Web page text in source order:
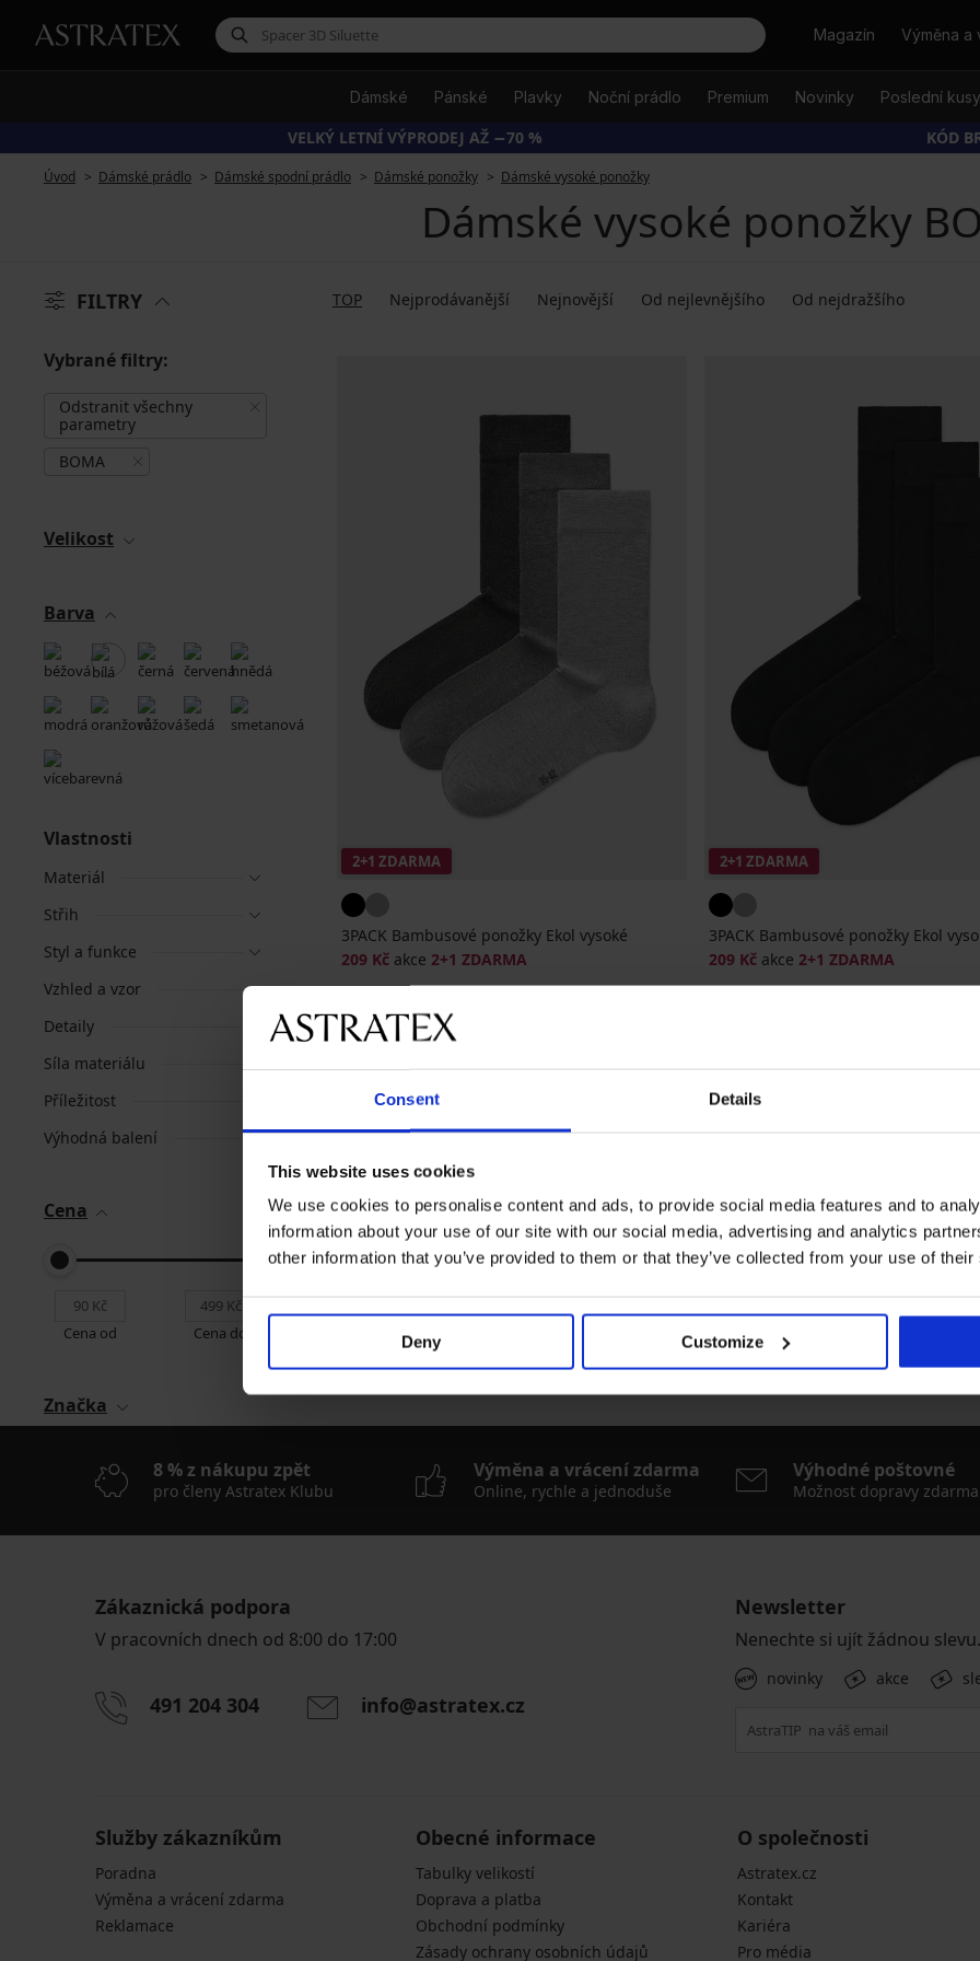
Consent Details
This website uses cookies
We use cookies to personalise content and ads, to provide social media features and to
information about your use of our site with our social media, advertising and analytics
other information that you’ve provided to them or that they’ve collected from your use of
Deny Customize
HledatMagazín Výměna a
Dámské Pánské Plavky Noční prádlo Premium Novinky Poslední kusy
VELKÝ LETNÍ VÝPRODEJ AŽ −70 % KÓD
Úvod Dámské prádlo Dámské spodní prádlo Dámské ponožky Dámské vysoké ponožky
Dámské vysoké ponožky
FILTRY TOP Nejprodávanější Nejnovější Od nejlevnějšího Od nejdražšího
Vybrané filtry:
Odstranit všechny
parametry
BOMA
Velikost
Barva
Vlastnosti
Materiál
Střih
Styl a funkce
Vzhled a vzor
Detaily
Síla materiálu
Příležitost
Výhodná balení
Cena
Cena od Cena do
Značka
2+1 ZDARMA
3PACK Bambusové ponožky Ekol vysoké
209 Kč akce 2+1 ZDARMA
2+1 ZDARMA
3PACK Bambusové ponožky Ekol
209 Kč akce 2+1 ZDARMA
Nejoblíbenější značky
lady B
VOXX MONA QUEEN Lonka
Nejčastěji vybírané barvy
černá
modrá béžová šedá
8 % z nákupu zpět
pro členy Astratex Klubu
Výměna a vrácení zdarma
Online, rychle a jednoduše
Výhodné poštovné
Možnost dopravy zdarma
Zákaznická podpora
V pracovních dnech od 8:00 do 17:00
491 204 304 info@astratex.cz
Newsletter
Nenechte si ujít žádnou slevu.
novinky akce
Služby zákazníkům
Poradna
Výměna a vrácení zdarma
Reklamace
Obecné informace
Tabulky velikostí
Doprava a platba
Obchodní podmínky
Zásady ochrany osobních údajů
O společnosti
Astratex.cz
Kontakt
Kariéra
Pro média